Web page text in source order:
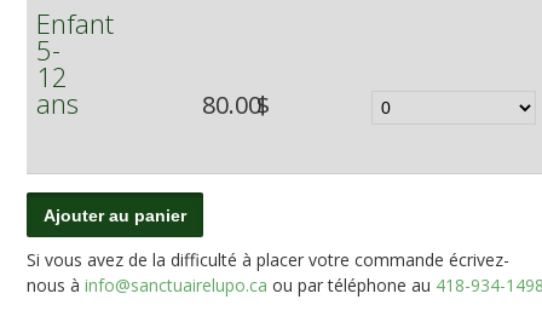
Enfant
5-
12
ans 80.00$
Si vous avez de la difficulté à placer votre commande écrivez-
nous à info@sanctuairelupo.ca ou par téléphone au 418-934-